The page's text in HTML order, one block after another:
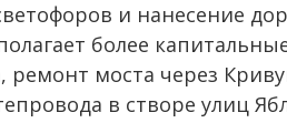
и нанесение
более
ремонт моста через
в створе улиц